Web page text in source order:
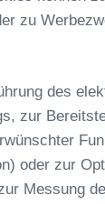
zu
des
zur
oder zur
Messung